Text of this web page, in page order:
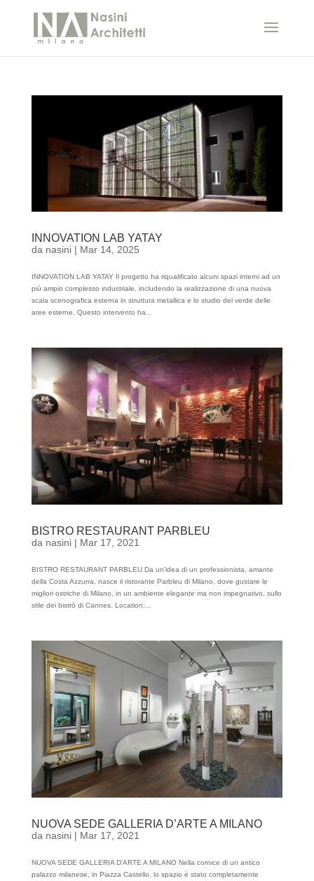
INNOVATION LAB YATAY
da nasini| Mar 14, 2025
INNOVATION LAB YATAY Il progetto ha riqualificato alcuni spazi interni ad un
più ampio complesso industriale, includendo la realizzazione di una nuova
scala scenografica esterna in struttura metallica e lo studio del verde delle
aree esterne. Questo intervento ha...
BISTRO RESTAURANT PARBLEU
da nasini| Mar 17, 2021
BISTRO RESTAURANT PARBLEU Da un’idea di un professionista, amante
della Costa Azzurra, nasce il ristorante Parbleu di Milano, dove gustare le
migliori ostriche di Milano, in un ambiente elegante ma non impegnativo, sullo
stile dei bistrò di Cannes. Location:...
NUOVA SEDE GALLERIA D’ARTE A MILANO
da nasini| Mar 17, 2021
NUOVA SEDE GALLERIA D’ARTE A MILANO Nella cornice di un antico
palazzo milanese, in Piazza Castello, lo spazio è stato completamente